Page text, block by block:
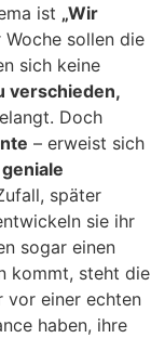
ist „Wir
Woche sollen die
sich keine
verschieden,
Doch
– erweist sich
geniale
später
sie ihr
sogar einen
kommt, steht die
vor einer echten
haben, ihre